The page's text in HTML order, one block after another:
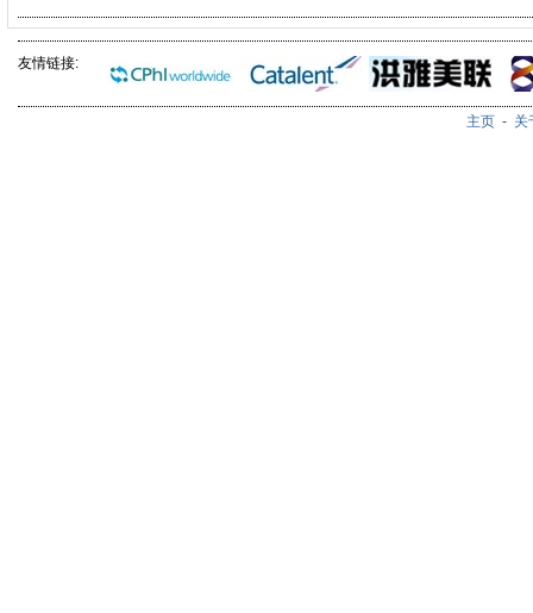
友情链接:
主页 - 关